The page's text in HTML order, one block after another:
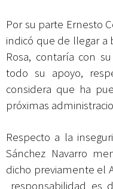
Por su parte Ernesto
indicó que de llegar a
Rosa, contaría con
todo su apoyo,
considera que ha
próximas
Respecto a la
Sánchez Navarro
dicho previamente el
responsabilidad es